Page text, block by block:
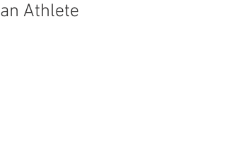
an Athlete